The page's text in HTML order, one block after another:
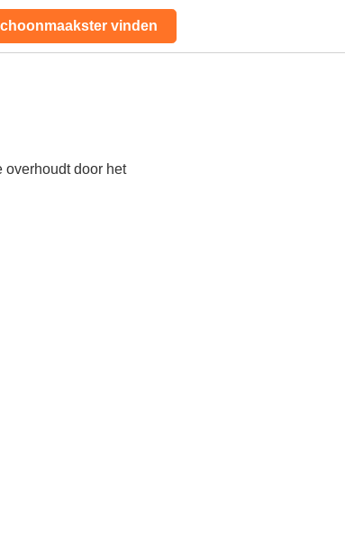
vinden
overhoudt door het